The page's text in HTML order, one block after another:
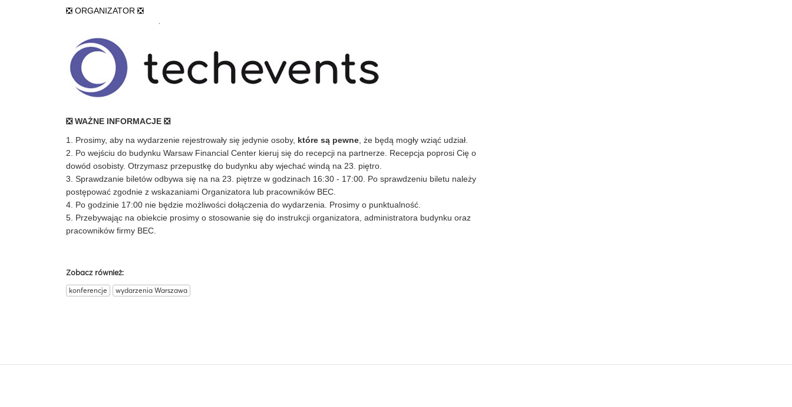
❎ ORGANIZATOR ❎
❎ WAŻNE INFORMACJE ❎
1. Prosimy, aby na wydarzenie rejestrowały się jedynie osoby, które są pewne , że będą mogły wziąć udział.
2. Po wejściu do budynku Warsaw Financial Center kieruj się do recepcji na partnerze. Recepcja poprosi Cię o
dowód osobisty. Otrzymasz przepustkę do budynku aby wjechać windą na 23. piętro.
3. Sprawdzanie biletów odbywa się na na 23. piętrze w godzinach 16:30 - 17:00. Po sprawdzeniu biletu należy
postępować zgodnie z wskazaniami Organizatora lub pracowników BEC.
4. Po godzinie 17:00 nie będzie możliwości dołączenia do wydarzenia. Prosimy o punktualność.
5. Przebywając na obiekcie prosimy o stosowanie się do instrukcji organizatora, administratora budynku oraz
pracowników firmy BEC.
Zobacz również:
konferencje wydarzenia Warszawa